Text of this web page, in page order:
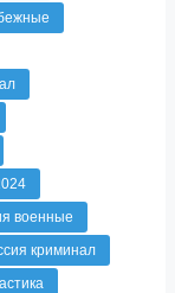
военные
криминал